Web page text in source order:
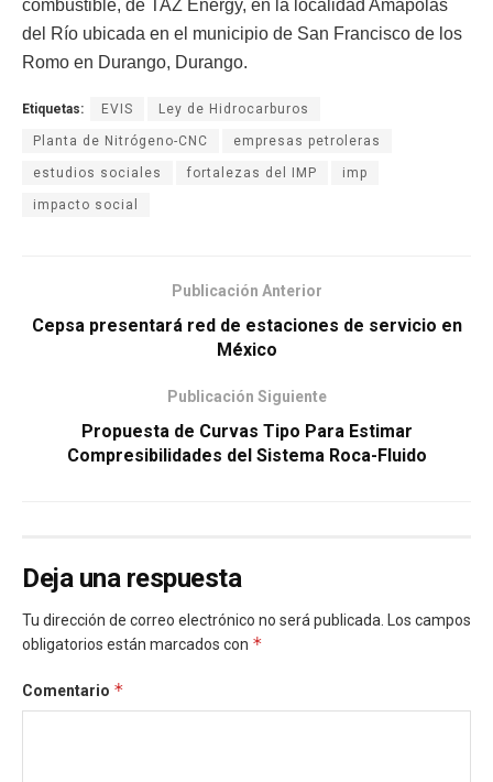
combustible, de TAZ Energy, en la localidad Amapolas
del Río ubicada en el municipio de San Francisco de los
Romo en Durango, Durango.
Etiquetas: EVIS Ley de Hidrocarburos
Planta de Nitrógeno-CNC empresas petroleras
estudios sociales fortalezas del IMP imp
impacto social
Publicación Anterior
Cepsa presentará red de estaciones de servicio en
México
Publicación Siguiente
Propuesta de Curvas Tipo Para Estimar
Compresibilidades del Sistema Roca-Fluido
Deja una respuesta
Tu dirección de correo electrónico no será publicada. Los campos
obligatorios están marcados con *
Comentario *